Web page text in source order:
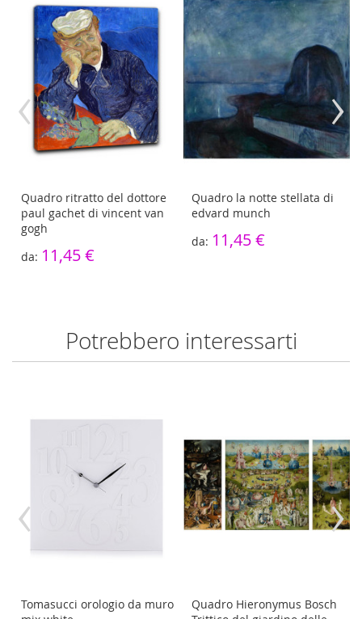
Quadro ritratto del dottore
paul gachet di vincent van
gogh
11,45 €
Quadro la notte stellata di
edvard munch
11,45 €
‹ ›
Potrebbero interessarti
Tomasucci orologio da muro
Quadro Hieronymus Bosch
‹ ›